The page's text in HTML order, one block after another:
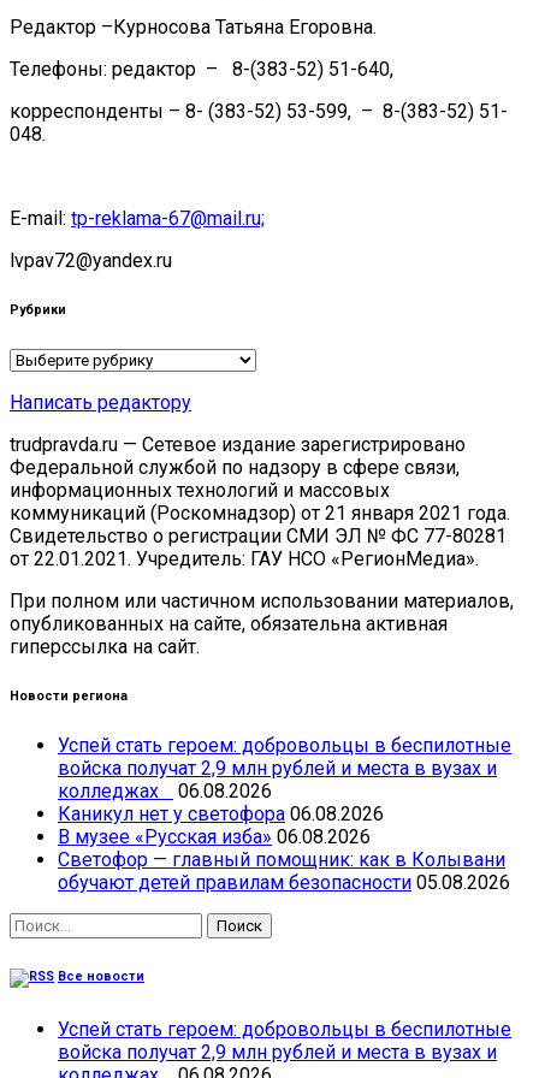
Редактор –Курносова Татьяна Егоровна.
Телефоны: редактор – 8-(383-52) 51-640,
корреспонденты – 8- (383-52) 53-599, – 8-(383-52) 51-
048.
E-mail: tp-reklama-67@mail.ru;
lvpav72@yandex.ru
Рубрики
Рубрики
Написать редактору
trudpravda.ru — Сетевое издание зарегистрировано
Федеральной службой по надзору в сфере связи,
информационных технологий и массовых
коммуникаций (Роскомнадзор) от 21 января 2021 года.
Свидетельство о регистрации СМИ ЭЛ № ФС 77-80281
от 22.01.2021. Учредитель: ГАУ НСО «РегионМедиа».
При полном или частичном использовании материалов,
опубликованных на сайте, обязательна активная
гиперссылка на сайт.
Новости региона
Успей стать героем: добровольцы в беспилотные
войска получат 2,9 млн рублей и места в вузах и
колледжах
06.08.2026
Каникул нет у светофора 06.08.2026
В музее «Русская изба» 06.08.2026
Светофор — главный помощник: как в Колывани
обучают детей правилам безопасности 05.08.2026
Найти:
Все новости
Успей стать героем: добровольцы в беспилотные
войска получат 2,9 млн рублей и места в вузах и